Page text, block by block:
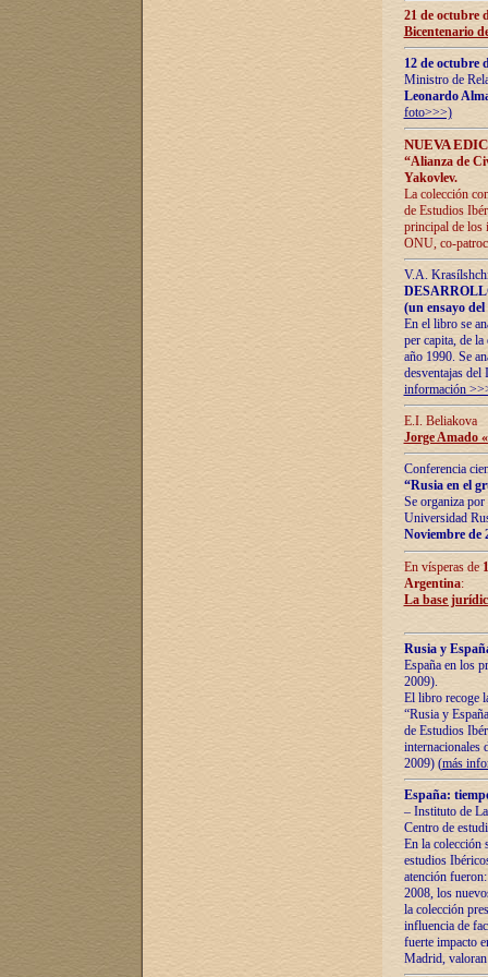
21 de octubre
Bicentenario
12 de octubre
Ministro de
Leonardo
foto>>>)
NUEVA
“Alianza de
Yakovlev.
La colección
de Estudios
principal de los
ONU, co-
V.A.
(un ensayo
En el libro se
per capita, de
año 1990. Se
desventajas
información
E.I. Beliakova
Jorge Amado
Conferencia
“Rusia en el
Se organiza
Universidad
Noviembre de
En vísperas de
Argentina:
La base
Rusia y
España en los
2009).
El libro recoge
“Rusia y
de Estudios
internacionales
2009) (más
España:
– Instituto de
Centro de
En la colección
estudios
atención
2008, los
la colección
influencia de
fuerte impacto
Madrid,